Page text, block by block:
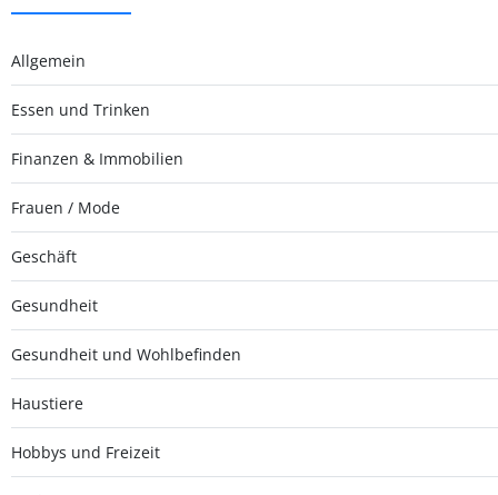
Allgemein
Essen und Trinken
Finanzen & Immobilien
Frauen / Mode
Geschäft
Gesundheit
Gesundheit und Wohlbefinden
Haustiere
Hobbys und Freizeit